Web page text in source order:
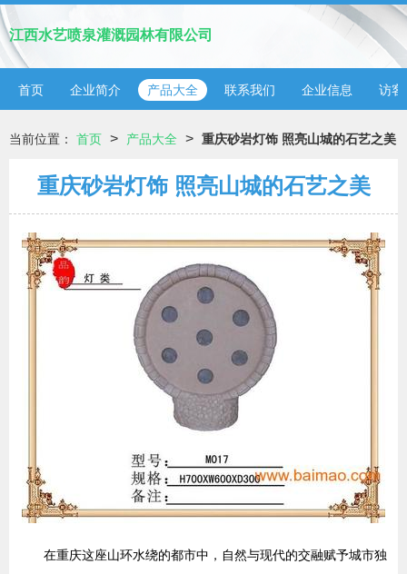
江西水艺喷泉灌溉园林有限公司
首页 企业简介 产品大全 联系我们 企业信息 访客
当前位置： 首页 > 产品大全 > 重庆砂岩灯饰 照亮山城的石艺之美
重庆砂岩灯饰 照亮山城的石艺之美
在重庆这座山环水绕的都市中，自然与现代的交融赋予城市独